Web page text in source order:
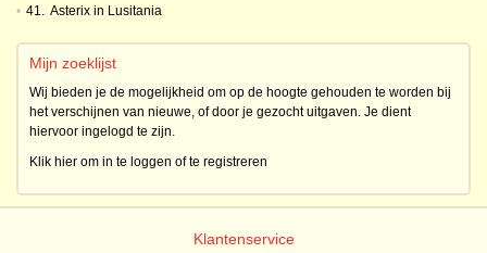
• 41. Asterix in Lusitania
Mijn zoeklijst
Wij bieden je de mogelijkheid om op de hoogte gehouden te worden bij
het verschijnen van nieuwe, of door je gezocht uitgaven. Je dient
hiervoor ingelogd te zijn.
Klik hier om in te loggen of te registreren
Klantenservice